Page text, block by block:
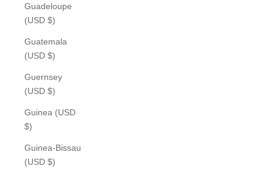
Guadeloupe
(USD $)
Guatemala
(USD $)
Guernsey
(USD $)
Guinea (USD
$)
Guinea-Bissau
(USD $)